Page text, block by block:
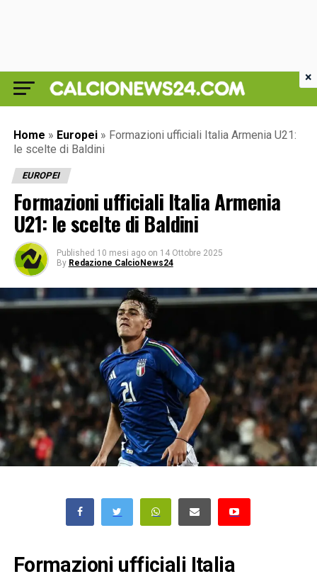
Home » Europei » Formazioni ufficiali Italia Armenia U21:
le scelte di Baldini
EUROPEI
Formazioni ufficiali Italia Armenia
U21: le scelte di Baldini
Published 10 mesi ago on 14 Ottobre 2025
By Redazione CalcioNews24
Formazioni ufficiali Italia
×